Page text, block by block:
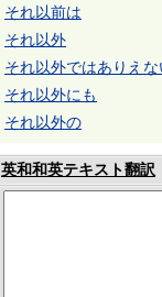
それ以前は
それ以外
それ以外ではありえな
それ以外にも
それ以外の
英和和英テキスト翻訳